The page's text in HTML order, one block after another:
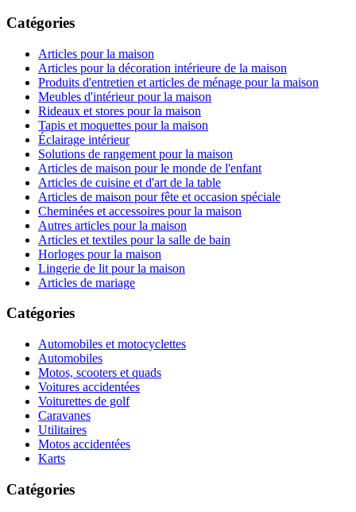
Catégories
Articles pour la maison
Articles pour la décoration intérieure de la maison
Produits d'entretien et articles de ménage pour la maison
Meubles d'intérieur pour la maison
Rideaux et stores pour la maison
Tapis et moquettes pour la maison
Éclairage intérieur
Solutions de rangement pour la maison
Articles de maison pour le monde de l'enfant
Articles de cuisine et d'art de la table
Articles de maison pour fête et occasion spéciale
Cheminées et accessoires pour la maison
Autres articles pour la maison
Articles et textiles pour la salle de bain
Horloges pour la maison
Lingerie de lit pour la maison
Articles de mariage
Catégories
Automobiles et motocyclettes
Automobiles
Motos, scooters et quads
Voitures accidentées
Voiturettes de golf
Caravanes
Utilitaires
Motos accidentées
Karts
Catégories